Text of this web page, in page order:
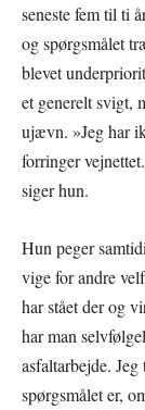
seneste fem til ti
og spørgsmålet
blevet
et generelt svigt,
ujævn. »Jeg har
forringer
siger hun.
Hun peger
vige for andre
har stået der og
har man
asfaltarbejde.
spørgsmålet er,